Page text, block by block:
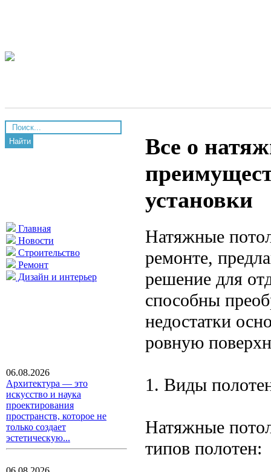
Найти
Главная
Новости
Строительство
Ремонт
Дизайн и интерьер
06.08.2026
Архитектура — это
искусство и наука
проектирования
пространств, которое не
только создает
эстетическую...
Все о
установки
Натяжные
ремонте,
решение для
способны
недостатки
ровную
1. Виды
Натяжные
типов полотен: